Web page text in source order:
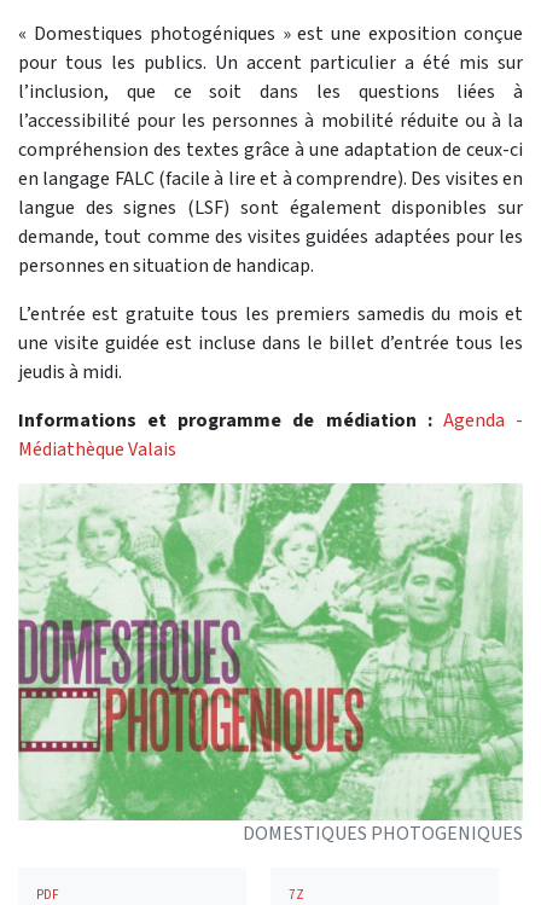
« Domestiques photogéniques » est une exposition conçue
pour tous les publics. Un accent particulier a été mis sur
l’inclusion, que ce soit dans les questions liées à
l’accessibilité pour les personnes à mobilité réduite ou à la
compréhension des textes grâce à une adaptation de ceux-ci
en langage FALC (facile à lire et à comprendre). Des visites en
langue des signes (LSF) sont également disponibles sur
demande, tout comme des visites guidées adaptées pour les
personnes en situation de handicap.
L’entrée est gratuite tous les premiers samedis du mois et
une visite guidée est incluse dans le billet d’entrée tous les
jeudis à midi.
Informations et programme de médiation : Agenda -
Médiathèque Valais
DOMESTIQUES PHOTOGENIQUES
PDF 7Z